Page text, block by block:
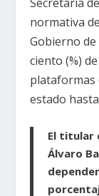
normativa
Gobierno
ciento (%)
plataformas
estado
El titular
Álvaro